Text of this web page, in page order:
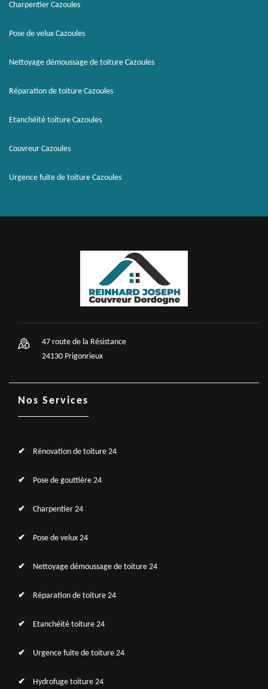
Charpentier Cazoules
Pose de velux Cazoules
Nettoyage démoussage de toiture Cazoules
Réparation de toiture Cazoules
Etanchéité toiture Cazoules
Couvreur Cazoules
Urgence fuite de toiture Cazoules
47 route de la Résistance
24130 Prigonrieux
Nos Services
Rénovation de toiture 24
Pose de gouttière 24
Charpentier 24
Pose de velux 24
Nettoyage démoussage de toiture 24
Réparation de toiture 24
Etanchéité toiture 24
Urgence fuite de toiture 24
Hydrofuge toiture 24